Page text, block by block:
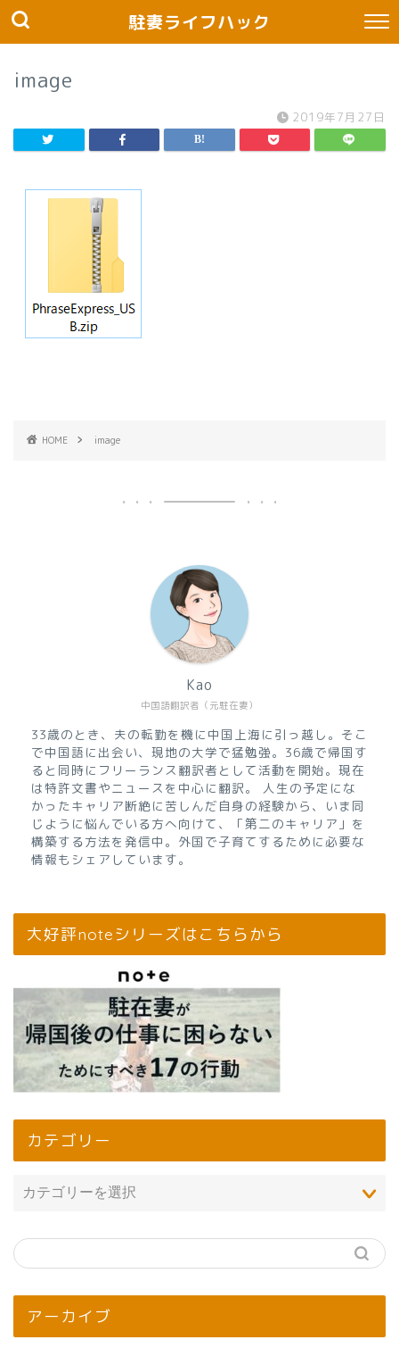
駐妻ライフハック
image
2019年7月27日
HOME image
中国語翻訳者（元駐在妻）
Kao
33歳のとき、夫の転勤を機に中国上海に引っ越し。そこ
で中国語に出会い、現地の大学で猛勉強。36歳で帰国す
ると同時にフリーランス翻訳者として活動を開始。現在
は特許文書やニュースを中心に翻訳。 人生の予定にな
かったキャリア断絶に苦しんだ自身の経験から、いま同
じように悩んでいる方へ向けて、「第二のキャリア」を
構築する方法を発信中。外国で子育てするために必要な
情報もシェアしています。
大好評noteシリーズはこちらから
カテゴリー
アーカイブ